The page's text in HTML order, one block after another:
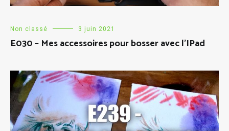
Non classé 3 juin 2021
E030 – Mes accessoires pour bosser avec l’IPad